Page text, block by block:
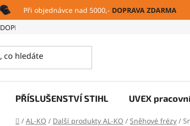
Při objednávce nad 5000,- DOPRAVA ZDARMA
DOPRAVA A PLATBA
PŘÍSLUŠENSTVÍ STIHL UVEX
Domů
/ AL-KO / Další produkty AL-KO / Sněhové frézy /